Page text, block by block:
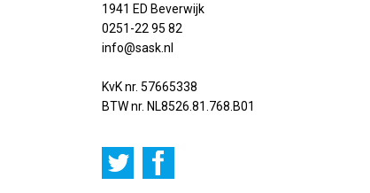
1941 ED Beverwijk
0251-22 95 82
info@sask.nl
KvK nr. 57665338
BTW nr. NL8526.81.768.B01